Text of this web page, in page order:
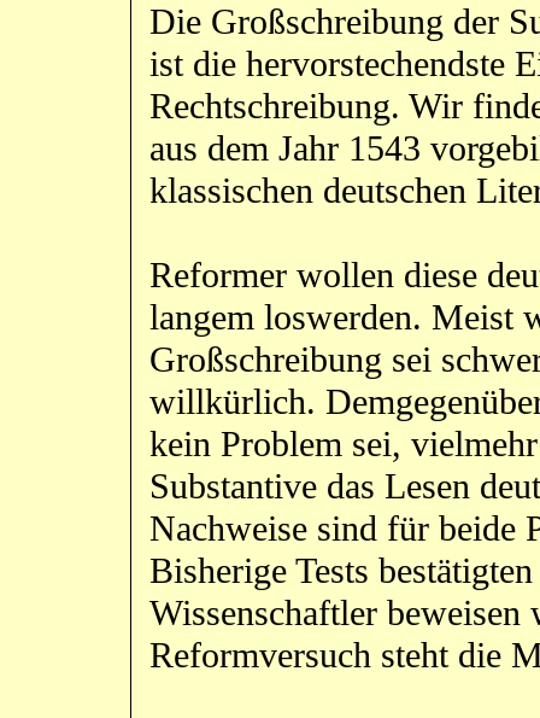
Die Großschreibung der
ist die hervorstechendste
Rechtschreibung. Wir
aus dem Jahr 1543
klassischen deutschen
Reformer wollen diese
langem loswerden. Meist
Großschreibung sei
willkürlich.
kein Problem sei,
Substantive das Lesen
Nachweise sind für beide
Bisherige Tests
Wissenschaftler
Reformversuch steht die